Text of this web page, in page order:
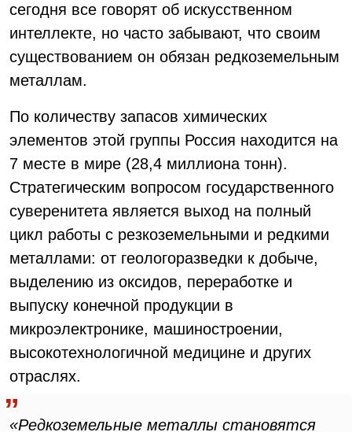
сегодня все говорят об искусственном
интеллекте, но часто забывают, что своим
существованием он обязан редкоземельным
металлам.
По количеству запасов химических
элементов этой группы Россия находится на
7 месте в мире (28,4 миллиона тонн).
Стратегическим вопросом государственного
суверенитета является выход на полный
цикл работы с резкоземельными и редкими
металлами: от геологоразведки к добыче,
выделению из оксидов, переработке и
выпуску конечной продукции в
микроэлектронике, машиностроении,
высокотехнологичной медицине и других
отраслях.
«Редкоземельные металлы становятся